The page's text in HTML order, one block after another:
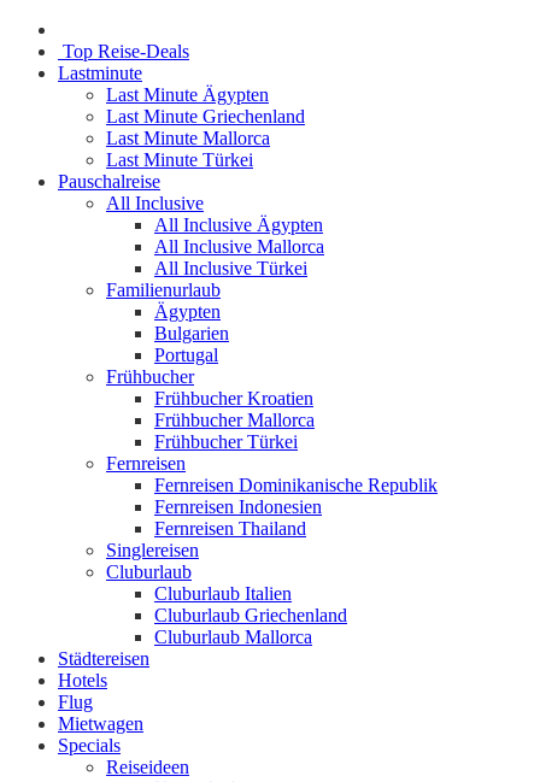
Top Reise-Deals
Lastminute
Last Minute Ägypten
Last Minute Griechenland
Last Minute Mallorca
Last Minute Türkei
Pauschalreise
All Inclusive
All Inclusive Ägypten
All Inclusive Mallorca
All Inclusive Türkei
Familienurlaub
Ägypten
Bulgarien
Portugal
Frühbucher
Frühbucher Kroatien
Frühbucher Mallorca
Frühbucher Türkei
Fernreisen
Fernreisen Dominikanische Republik
Fernreisen Indonesien
Fernreisen Thailand
Singlereisen
Cluburlaub
Cluburlaub Italien
Cluburlaub Griechenland
Cluburlaub Mallorca
Städtereisen
Hotels
Flug
Mietwagen
Specials
Reiseideen